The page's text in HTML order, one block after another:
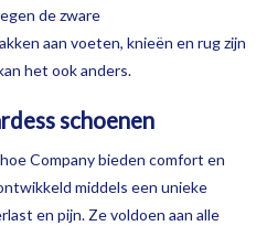
de zware
aan voeten, knieën en rug zijn
het ook anders.
schoenen
Company bieden comfort en
middels een unieke
en pijn. Ze voldoen aan alle